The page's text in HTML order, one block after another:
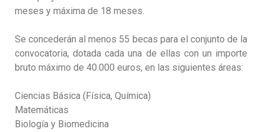
meses y máxima de 18 meses.
Se concederán al menos 55 becas para el conjunto de la
convocatoria, dotada cada una de ellas con un importe
bruto máximo de 40.000 euros, en las siguientes áreas:
Ciencias Básica (Física, Química)
Matemáticas
Biología y Biomedicina